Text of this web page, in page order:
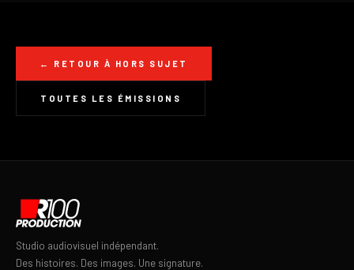
← RETOUR À HORS SUJET
TOUTES LES ÉMISSIONS
Studio audiovisuel indépendant.
Des histoires. Des images. Une signature.